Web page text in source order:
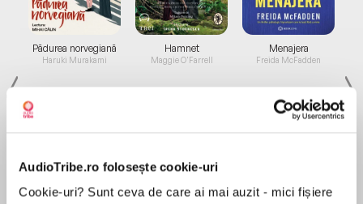
AudioTribe.ro folosește cookie-uri
Cookie-uri? Sunt ceva de care ai mai auzit - mici fișiere
Pădurea norvegiană
Haruki Murakami
Elita de Argint (Elita
Hamnet
Maggie O'Farrell
Diavolul se îmbracă de
Menajera
Freida McFadden
Migdală